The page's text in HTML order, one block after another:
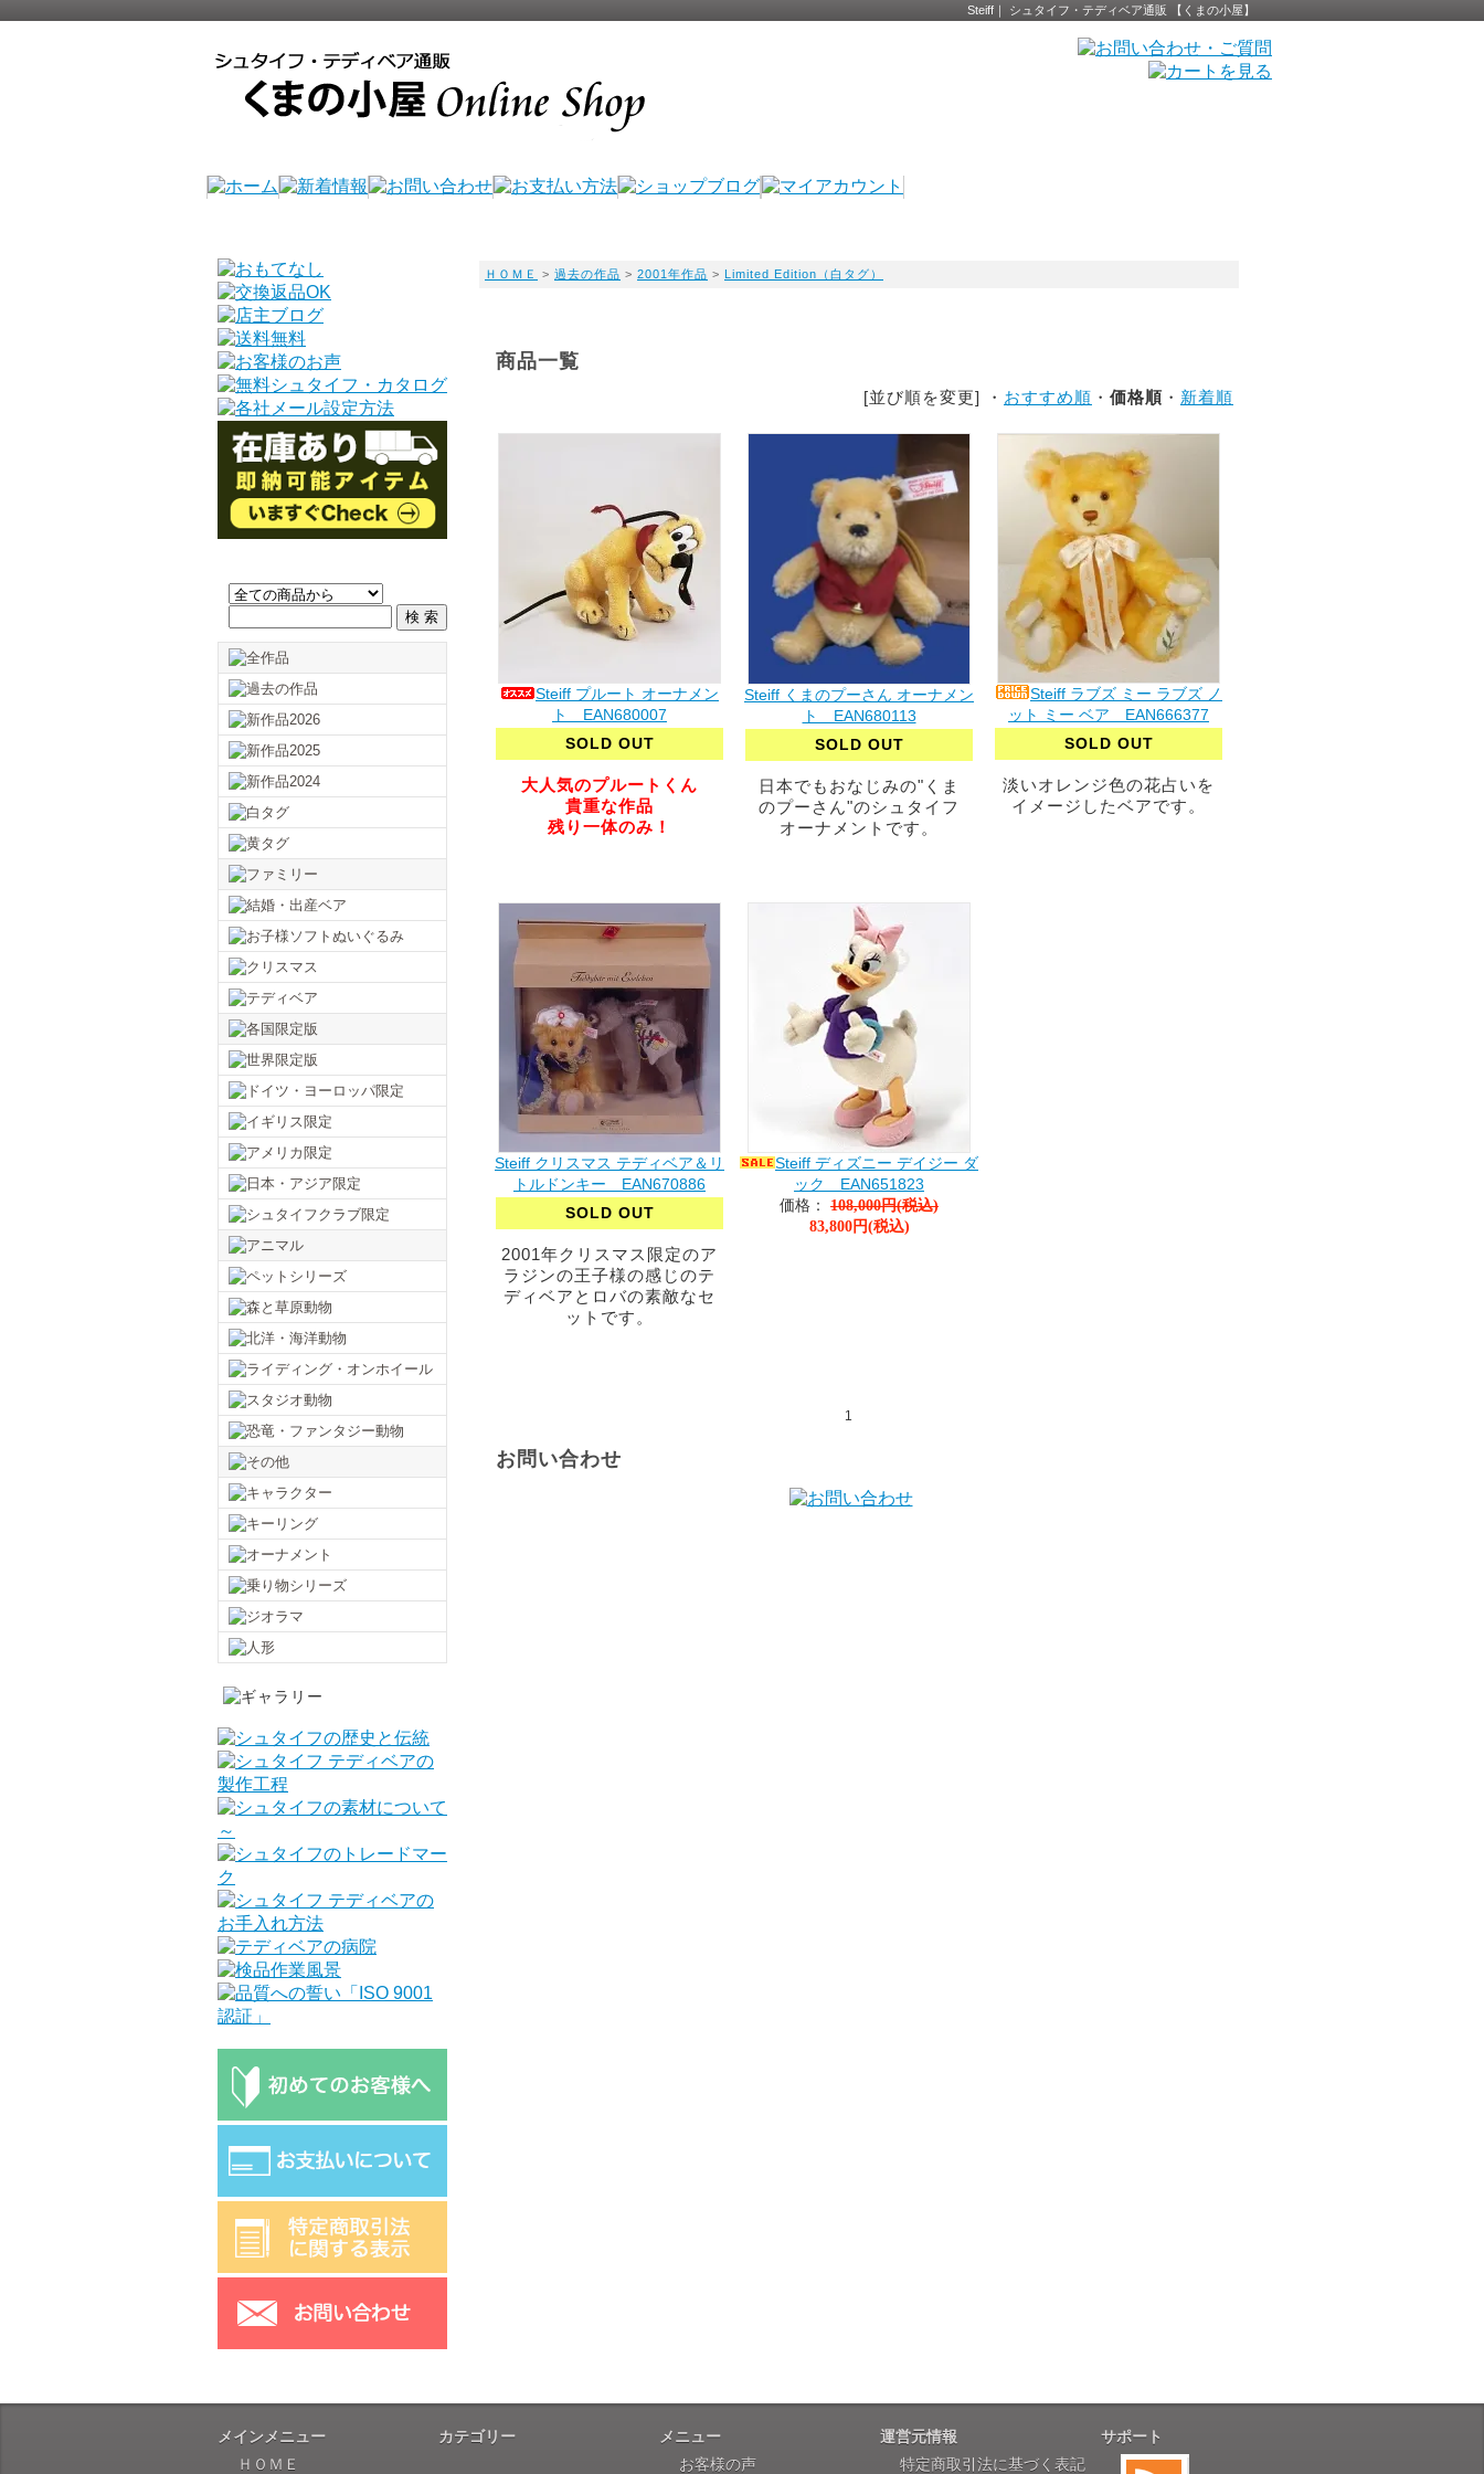
Steiff｜ シュタイフ・テディベア通販 【くまの小屋】
ＨＯＭＥ > 過去の作品 > 2001年作品 > Limited Edition（白タグ）
商品一覧
[並び順を変更] ・ おすすめ順 ・ 価格順 ・ 新着順
Steiff プルート オーナメン
ト EAN680007
SOLD OUT
大人気のプルートくん
貴重な作品
残り一体のみ！
Steiff くまのプーさん オーナメン
ト EAN680113
SOLD OUT
日本でもおなじみの"くま
のプーさん"のシュタイフ
オーナメントです。
Steiff ラブズ ミー ラブズ ノ
ット ミー ベア EAN666377
SOLD OUT
淡いオレンジ色の花占いを
イメージしたベアです。
Steiff クリスマス テディベア＆リ
トルドンキー EAN670886
SOLD OUT
2001年クリスマス限定のア
ラジンの王子様の感じのテ
ディベアとロバの素敵なセ
ットです。
Steiff ディズニー デイジー ダ
ック EAN651823
価格：
108,000円(税込)
83,800円(税込)
1
お問い合わせ
メインメニュー
ＨＯＭＥ
カテゴリー
メニュー
お客様の声
運営元情報
特定商取引法に基づく表記
サポート